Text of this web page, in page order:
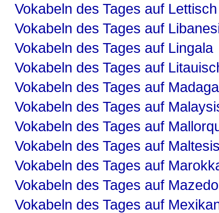
Vokabeln des Tages auf Lettisch
Vokabeln des Tages auf
Vokabeln des Tages auf Lingala
Vokabeln des Tages auf
Vokabeln des Tages auf
Vokabeln des Tages auf
Vokabeln des Tages auf
Vokabeln des Tages auf
Vokabeln des Tages auf
Vokabeln des Tages auf
Vokabeln des Tages auf